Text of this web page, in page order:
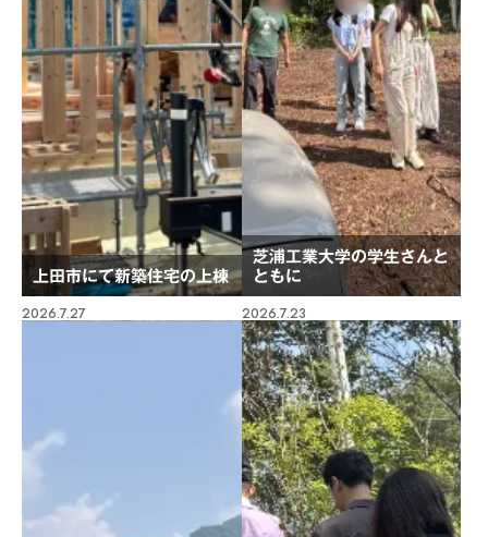
上田市にて新築住宅の上棟
芝浦工業大学の学生さんと
ともに
2026.7.27 2026.7.23